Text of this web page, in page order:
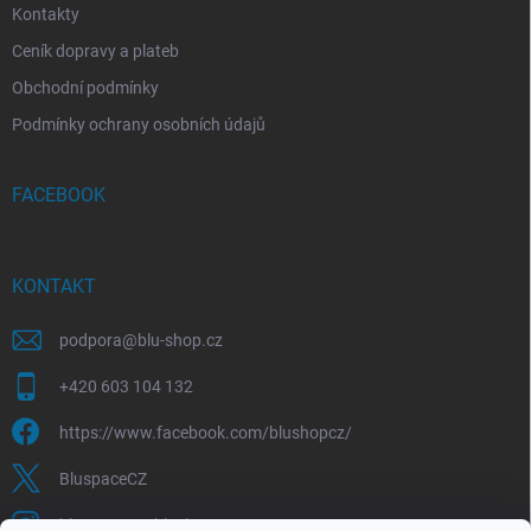
Kontakty
Ceník dopravy a plateb
Obchodní podmínky
Podmínky ochrany osobních údajů
FACEBOOK
KONTAKT
podpora@blu-shop.cz
+420 603 104 132
https://www.facebook.com/blushopcz/
BluspaceCZ
bluspace.cz_blushop.cz